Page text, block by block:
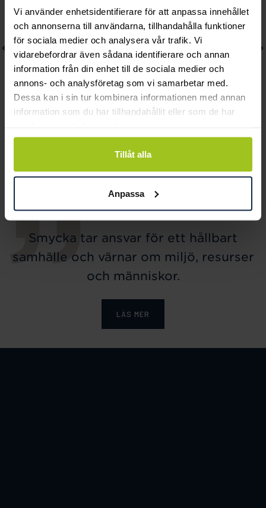
Vi använder enhetsidentifierare för att anpassa innehållet
och annonserna till användarna, tillhandahålla funktioner
för sociala medier och analysera vår trafik. Vi
vidarebefordrar även sådana identifierare och annan
information från din enhet till de sociala medier och
annons- och analysföretag som vi samarbetar med.
Dessa kan i sin tur kombinera informationen med annan
information som du har tillhandahållit eller som de har
Tillåt alla
Anpassa
Pris:1 370 kr
1 370 kr
Smycka tar ansvar för ett hållbart
samhälle och värnar om miljö, resurser
och människor.
LÄS MER